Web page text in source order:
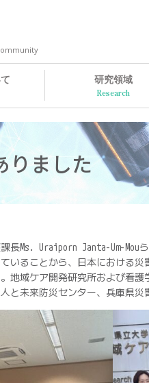
研究領域
りました
長Ms. Uraiporn Janta-Um-
いることから、日本における
地域ケア開発研究所および看
と未来防災センター、兵庫県災